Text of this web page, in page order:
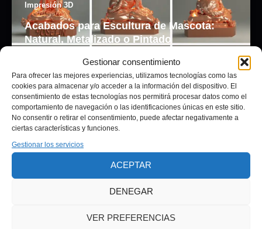
Gestionar consentimiento
Para ofrecer las mejores experiencias, utilizamos tecnologías como las
cookies para almacenar y/o acceder a la información del dispositivo. El
consentimiento de estas tecnologías nos permitirá procesar datos como el
comportamiento de navegación o las identificaciones únicas en este sitio.
No consentir o retirar el consentimiento, puede afectar negativamente a
ciertas características y funciones.
Gestionar los servicios
ACEPTAR
DENEGAR
VER PREFERENCIAS
Impresión 3D
Acabados para Escultura de Mascota:
Natural, Metalizado o Pintado
junio 18, 2026
Acabados para Escultura de Mascota:Natural,
Metalizado o Pintado Acabados para Escultura de
Mascota:Natural, Metalizado o Pintado Impresión 3D··
Acabados para Escultura de Mascota:Natural,
Metalizado o Pintado Guía completa de los cinco
acabados disponibles en AlmaPet: natural, cobre, plata,
oro y pintado a mano. Cuál elegir según el animal y el